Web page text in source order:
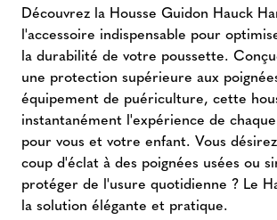
Découvrez la Housse Guidon Hauck
l'accessoire indispensable pour
la durabilité de votre poussette.
une protection supérieure aux
équipement de puériculture, cette
instantanément l'expérience de
pour vous et votre enfant. Vous
coup d'éclat à des poignées usées ou
protéger de l'usure quotidienne ? Le
la solution élégante et pratique.